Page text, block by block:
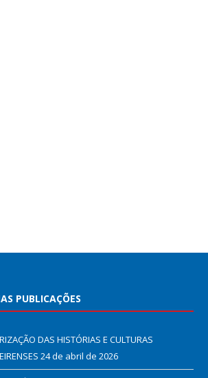
PUBLICAÇÕES
DAS HISTÓRIAS E CULTURAS
24 de abril de 2026